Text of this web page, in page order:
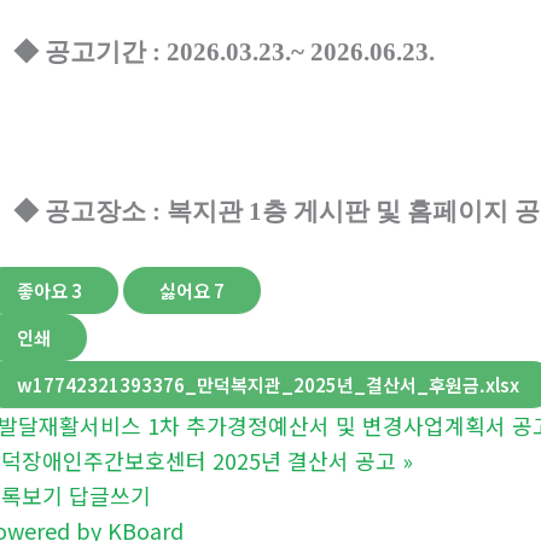
◆ 공고기간 : 2026.03.23.~ 2026.06.23.
◆ 공고장소 : 복지관 1 층 게시판 및 홈페이지
좋아요3 싫어요7
인쇄
w17742321393376_만덕복지관_2025년_결산서_후원금.xlsx
발달재활서비스 1차 추가경정예산서 및 변경사업계획서 공
장애인주간보호센터 2025년 결산서 공고 »
보기 답글쓰기
by KBoard